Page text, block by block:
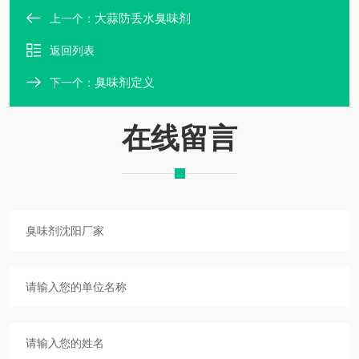
上一个： 大蒜防丢水臭味剂
返回列表
下一个： 臭味剂定义
在线留言